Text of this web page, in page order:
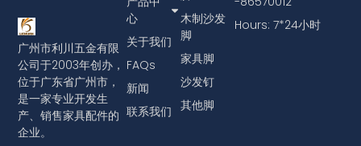
广州市利川五金有限
公司于2003年创办，
位于广东省广州市，
是一家专业开发生
产、销售家具配件的
企业。
木制沙发
脚
家具脚
沙发钉
其他脚
心
关于我们
FAQs
新闻
联系我们
Hours: 7*24小时